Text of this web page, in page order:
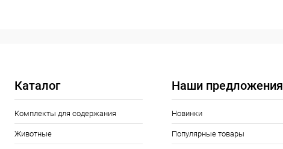
Каталог
Комплекты для содержания
Животные
Наши предложения
Новинки
Популярные товары